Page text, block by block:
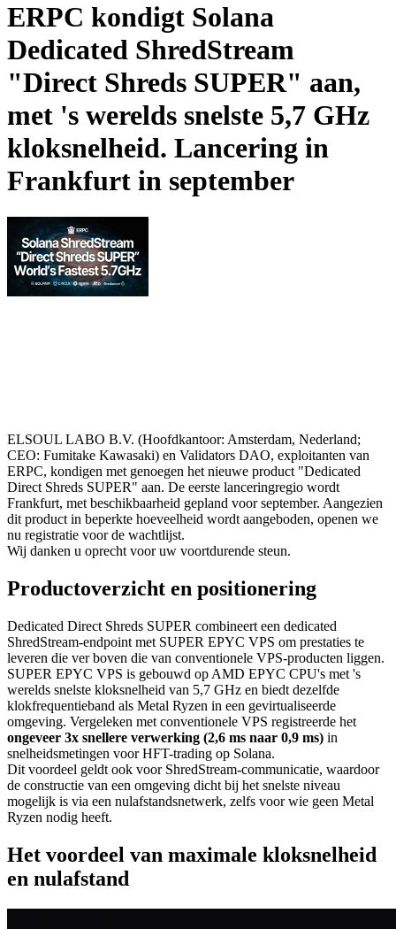
ERPC kondigt Solana
Dedicated ShredStream
"Direct Shreds SUPER" aan,
met 's werelds snelste 5,7 GHz
kloksnelheid. Lancering in
Frankfurt in september
ELSOUL LABO B.V. (Hoofdkantoor: Amsterdam, Nederland;
CEO: Fumitake Kawasaki) en Validators DAO, exploitanten van
ERPC, kondigen met genoegen het nieuwe product "Dedicated
Direct Shreds SUPER" aan. De eerste lanceringregio wordt
Frankfurt, met beschikbaarheid gepland voor september. Aangezien
dit product in beperkte hoeveelheid wordt aangeboden, openen we
nu registratie voor de wachtlijst.
Wij danken u oprecht voor uw voortdurende steun.
Productoverzicht en positionering
Dedicated Direct Shreds SUPER combineert een dedicated
ShredStream-endpoint met SUPER EPYC VPS om prestaties te
leveren die ver boven die van conventionele VPS-producten liggen.
SUPER EPYC VPS is gebouwd op AMD EPYC CPU's met 's
werelds snelste kloksnelheid van 5,7 GHz en biedt dezelfde
klokfrequentieband als Metal Ryzen in een gevirtualiseerde
omgeving. Vergeleken met conventionele VPS registreerde het
ongeveer 3x snellere verwerking (2,6 ms naar 0,9 ms) in
snelheidsmetingen voor HFT-trading op Solana.
Dit voordeel geldt ook voor ShredStream-communicatie, waardoor
de constructie van een omgeving dicht bij het snelste niveau
mogelijk is via een nulafstandsnetwerk, zelfs voor wie geen Metal
Ryzen nodig heeft.
Het voordeel van maximale kloksnelheid
en nulafstand